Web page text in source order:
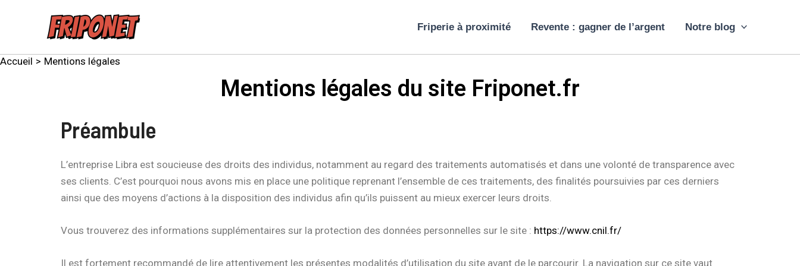
Friperie à proximité Revente : gagner de l’argent Notre blog
Accueil Mentions légales
Mentions légales du site Friponet.fr
Préambule
L’entreprise Libra est soucieuse des droits des individus, notamment au regard des traitements automatisés et dans une volonté de transparence avec
ses clients. C’est pourquoi nous avons mis en place une politique reprenant l’ensemble de ces traitements, des finalités poursuivies par ces derniers
ainsi que des moyens d’actions à la disposition des individus afin qu’ils puissent au mieux exercer leurs droits.
Vous trouverez des informations supplémentaires sur la protection des données personnelles sur le site : https://www.cnil.fr/
Il est fortement recommandé de lire attentivement les présentes modalités d’utilisation du site avant de le parcourir. La navigation sur ce site vaut